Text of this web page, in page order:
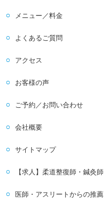
メニュー／料金
よくあるご質問
アクセス
お客様の声
ご予約／お問い合わせ
会社概要
サイトマップ
【求人】柔道整復師・鍼灸師
医師・アスリートからの推薦